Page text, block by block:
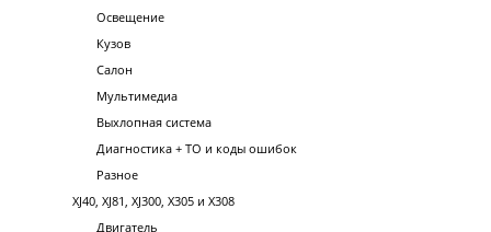
Освещение
Кузов
Салон
Мультимедиа
Выхлопная система
Диагностика + ТО и коды ошибок
Разное
XJ40, XJ81, XJ300, X305 и X308
Двигатель